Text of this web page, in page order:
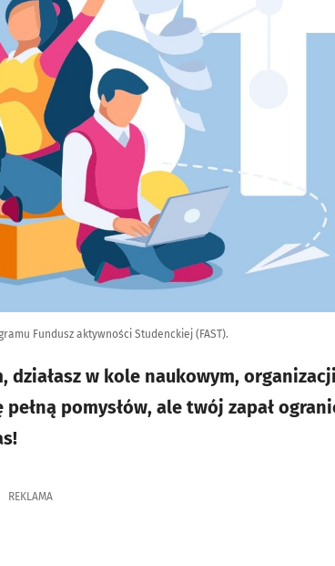
Fundusz aktywności Studenckiej (FAST).
w kole naukowym, organizacji
pomysłów, ale twój zapał
REKLAMA